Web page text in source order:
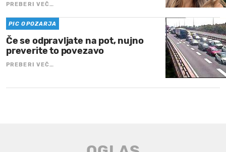
PREBERI VEČ…
PIC OPOZARJA
Če se odpravljate na pot, nujno
preverite to povezavo
PREBERI VEČ…